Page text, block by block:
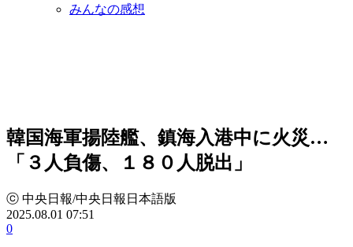
みんなの感想
韓国海軍揚陸艦、鎮海入港中に火災…
「３人負傷、１８０人脱出」
ⓒ 中央日報/中央日報日本語版
2025.08.01 07:51
0